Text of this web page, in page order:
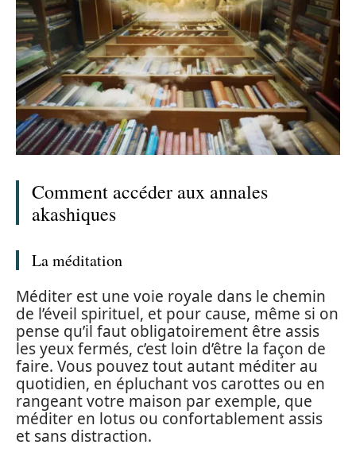
Comment accéder aux annales
akashiques
La méditation
Méditer est une voie royale dans le chemin
de l’éveil spirituel, et pour cause, même si on
pense qu’il faut obligatoirement être assis
les yeux fermés, c’est loin d’être la façon de
faire. Vous pouvez tout autant méditer au
quotidien, en épluchant vos carottes ou en
rangeant votre maison par exemple, que
méditer en lotus ou confortablement assis
et sans distraction.